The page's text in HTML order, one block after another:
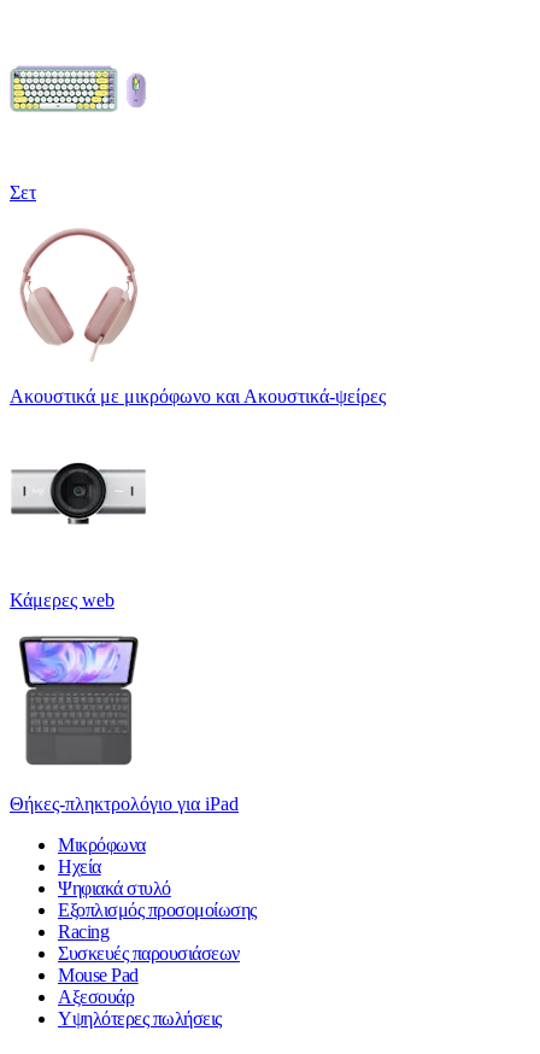
Σετ
Ακουστικά με μικρόφωνο και Ακουστικά-ψείρες
Κάμερες web
Θήκες-πληκτρολόγιο για iPad
Μικρόφωνα
Ηχεία
Ψηφιακά στυλό
Εξοπλισμός προσομοίωσης
Racing
Συσκευές παρουσιάσεων
Mouse Pad
Αξεσουάρ
Υψηλότερες πωλήσεις